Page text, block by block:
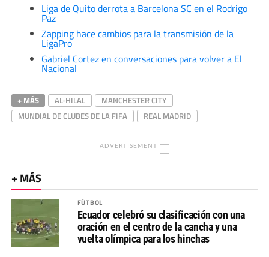
Liga de Quito derrota a Barcelona SC en el Rodrigo
Paz
Zapping hace cambios para la transmisión de la
LigaPro
Gabriel Cortez en conversaciones para volver a El
Nacional
+ MÁS AL-HILAL
MANCHESTER CITY
MUNDIAL DE CLUBES DE LA FIFA
REAL MADRID
ADVERTISEMENT
+ MÁS
FÚTBOL
Ecuador celebró su clasificación con una
oración en el centro de la cancha y una
vuelta olímpica para los hinchas